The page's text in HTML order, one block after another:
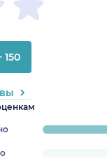
progress:
150